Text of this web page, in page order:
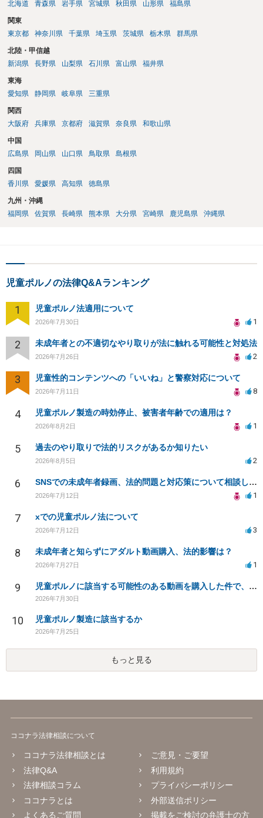
北海道
青森県 岩手県 宮城県 秋田県 山形県 福島県
関東
東京都
神奈川県 千葉県 埼玉県 茨城県 栃木県 群馬県
北陸・甲信越
新潟県
長野県 山梨県 石川県 富山県 福井県
東海
愛知県
静岡県 岐阜県 三重県
関西
大阪府
兵庫県 京都府 滋賀県 奈良県 和歌山県
中国
広島県
岡山県 山口県 鳥取県 島根県
四国
香川県
愛媛県 高知県 徳島県
九州・沖縄
福岡県
佐賀県 長崎県 熊本県 大分県 宮崎県 鹿児島県 沖縄県
児童ポルノの法律Q&Aランキング
1 児童ポルノ法適用について
2026年7月30日 1
2 未成年者との不適切なやり取りが法に触れる可能性と対処法
2026年7月26日 2
3 児童性的コンテンツへの「いいね」と警察対応について
2026年7月11日 8
4 児童ポルノ製造の時効停止、被害者年齢での適用は？
2026年8月2日 1
5 過去のやり取りで法的リスクがあるか知りたい
2026年8月5日 2
6 SNSでの未成年者録画、法的問題と対応策について相談したい
2026年7月12日 1
7 xでの児童ポルノ法について
2026年7月12日 3
8 未成年者と知らずにアダルト動画購入、法的影響は？
2026年7月27日 1
9 児童ポルノに該当する可能性のある動画を購入した件で、家族や職場に知られたり、逮捕などあるのでしょうか
2026年7月30日
10 児童ポルノ製造に該当するか
2026年7月25日
もっと見る
ココナラ法律相談について
ココナラ法律相談とは
法律Q&A
法律相談コラム
ココナラとは
よくあるご質問
ご意見・ご要望
利用規約
プライバシーポリシー
外部送信ポリシー
掲載をご検討の弁護士の方